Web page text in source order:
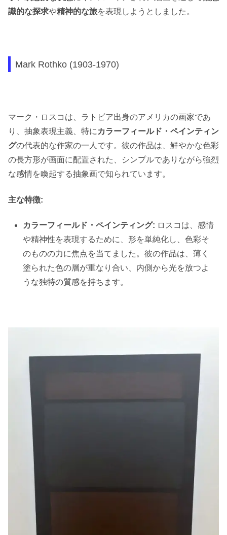
識的な探求や精神的な旅を表現しようとしました。
Mark Rothko (1903-1970)
マーク・ロスコは、ラトビア出身のアメリカの画家であ
り、抽象表現主義、特に カラーフィールド・ペインティン
グの代表的な作家の一人です。彼の作品は、鮮やかな色彩
の長方形が画面に配置された、シンプルでありながら強烈
な感情を喚起する抽象画で知られています。
主な特徴:
カラーフィールド・ペインティング: ロスコは、感情
や精神性を表現するために、形を単純化し、色彩そ
のものの力に焦点を当てました。彼の作品は、薄く
塗られた色の層が重なり合い、内側から光を放つよ
うな独特の質感を持ちます。